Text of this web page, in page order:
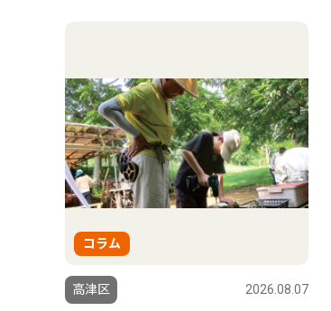
コラム
高津区 2026.08.07